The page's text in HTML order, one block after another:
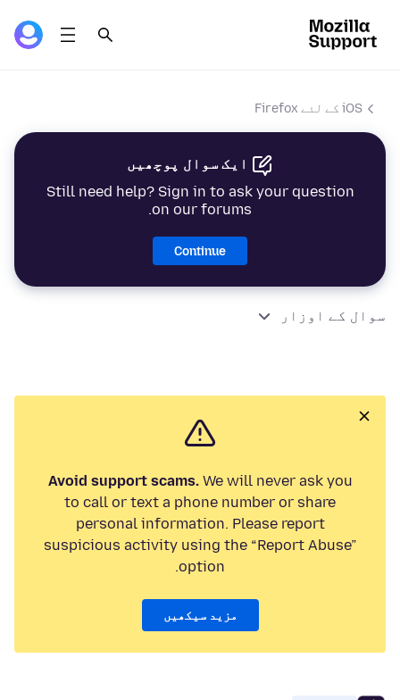
iOS کے لئے Firefox
ایک سوال پوچھیں
Still need help? Sign in to ask your question
on our forums.
Continue
سوال کے اوزار
Avoid support scams.We will never ask you
to call or text a phone number or share
personal information. Please report
suspicious activity using the “Report Abuse”
option.
مزید سیکھیں